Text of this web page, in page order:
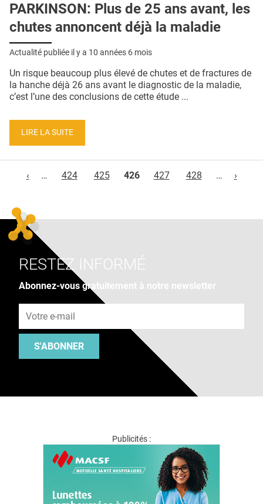
PARKINSON: Plus de 25 ans avant, les
chutes annoncent déjà la maladie
Actualité publiée il y a 10 années 6 mois
Un risque beaucoup plus élevé de chutes et de fractures de
la hanche déjà 26 ans avant le diagnostic de la maladie,
c’est l’une des conclusions de cette étude ...
LIRE LA SUITE
‹
… 424 425 426 427 428 … ›
RESTEZ INFORMÉ
Abonnez-vous gratuitement à notre newsletter
S'ABONNER
Publicités :